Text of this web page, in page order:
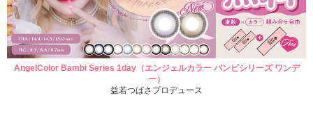
AngelColor Bambi Series 1day（エンジェルカラー バンビシリーズ ワンデ
ー）
益若つばさプロデュース